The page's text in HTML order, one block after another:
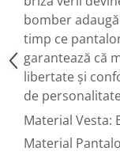
bomber
timp ce
garantează că
libertate și
de
Material Vesta:
Material